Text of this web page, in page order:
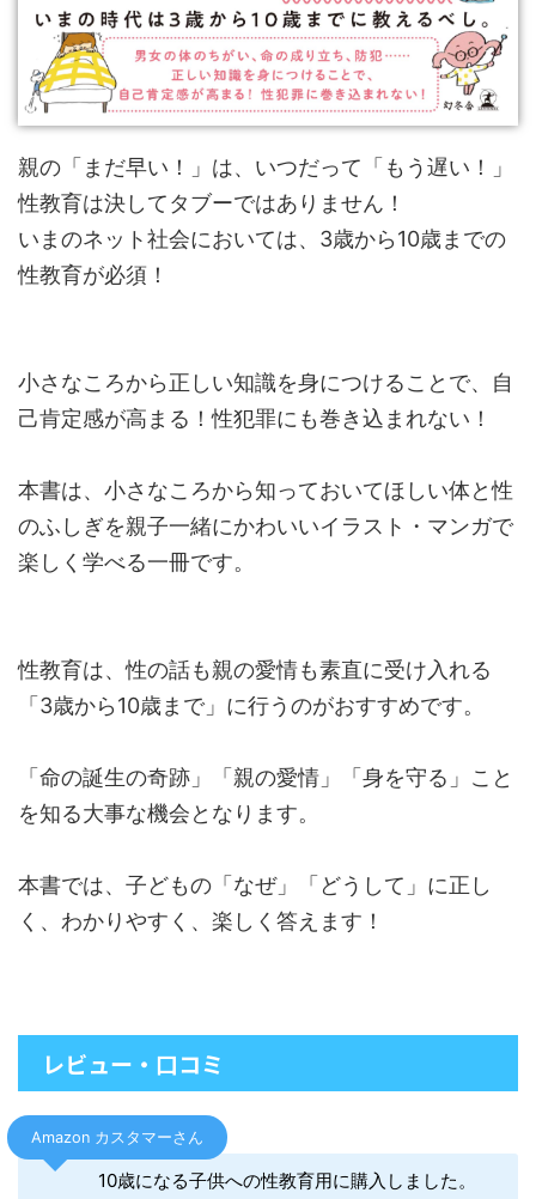
親の「まだ早い！」は、いつだって「もう遅い！」
性教育は決してタブーではありません！
いまのネット社会においては、3歳から10歳までの
性教育が必須！
小さなころから正しい知識を身につけることで、自
己肯定感が高まる！性犯罪にも巻き込まれない！
本書は、小さなころから知っておいてほしい体と性
のふしぎを親子一緒にかわいいイラスト・マンガで
楽しく学べる一冊です。
性教育は、性の話も親の愛情も素直に受け入れる
「3歳から10歳まで」に行うのがおすすめです。
「命の誕生の奇跡」「親の愛情」「身を守る」こと
を知る大事な機会となります。
本書では、子どもの「なぜ」「どうして」に正し
く、わかりやすく、楽しく答えます！
レビュー・口コミ
Amazon カスタマーさん
10歳になる子供への性教育用に購入しました。